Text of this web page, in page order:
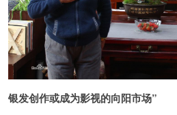
银发创作或成为影视的向阳市场”